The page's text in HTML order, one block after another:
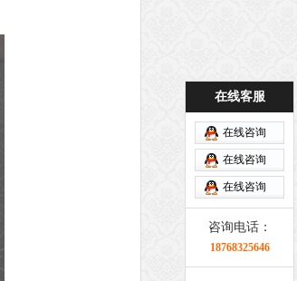
在线客服
在线咨询
在线咨询
在线咨询
咨询电话：
18768325646